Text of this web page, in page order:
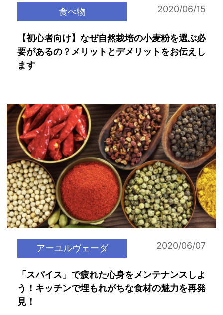
食べ物 2020/06/15
【初心者向け】なぜ自然栽培の小麦粉を選ぶ必
要があるの？メリットとデメリットをお伝えし
ます
アーユルヴェーダ 2020/06/07
「スパイス」で疲れた心身をメンテナンスしよ
う！キッチンで埋もれがちな食材の魅力を再発
見！